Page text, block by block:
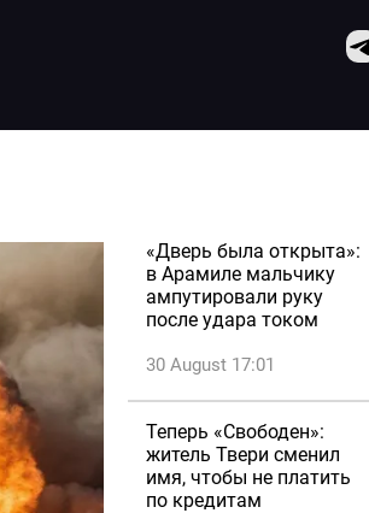
«Дверь была открыта»:
в Арамиле мальчику
ампутировали руку
после удара током
30 August 17:01
Теперь «Свободен»:
житель Твери сменил
имя, чтобы не платить
по кредитам